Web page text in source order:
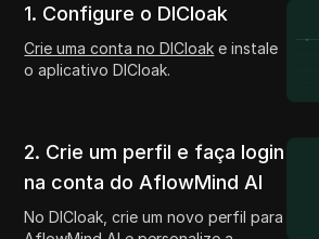
1. Configure o DICloak
Crie uma conta no DICloak e instale
o aplicativo DICloak.
2. Crie um perfil e faça login
na conta do AflowMind AI
No DICloak, crie um novo perfil para